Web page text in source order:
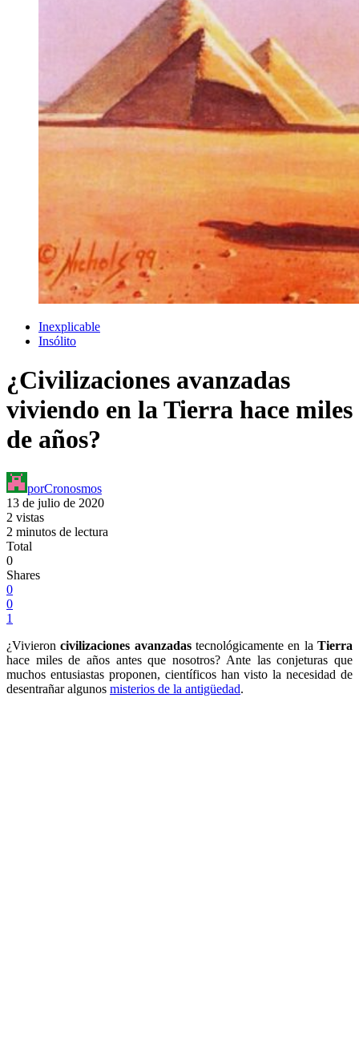
Inexplicable
Insólito
¿Civilizaciones avanzadas
viviendo en la Tierra hace miles
de años?
porCronosmos
13 de julio de 2020
2 vistas
2 minutos de lectura
Total
0
Shares
0
0
1
¿Vivieroncivilizaciones avanzadastecnológicamente en laTierra
hace miles de años antes que nosotros? Ante las conjeturas que
muchos entusiastas proponen, científicos han visto la necesidad de
desentrañar algunos misterios de la antigüedad.